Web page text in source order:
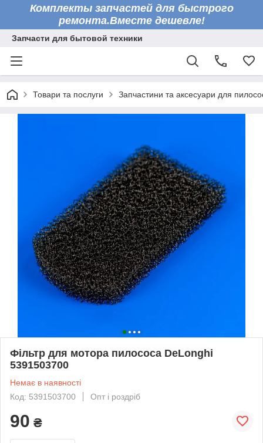
Комплекты запчастей для быстрого
ремонта.Вместе дешевле!
Запчасти для бытовой техники
Товари та послуги Запчастини та аксесуари для
Фільтр для мотора пилососа DeLonghi
5391503700
Немає в наявності
Код: 5391503700
Опт і роздріб
90 ₴